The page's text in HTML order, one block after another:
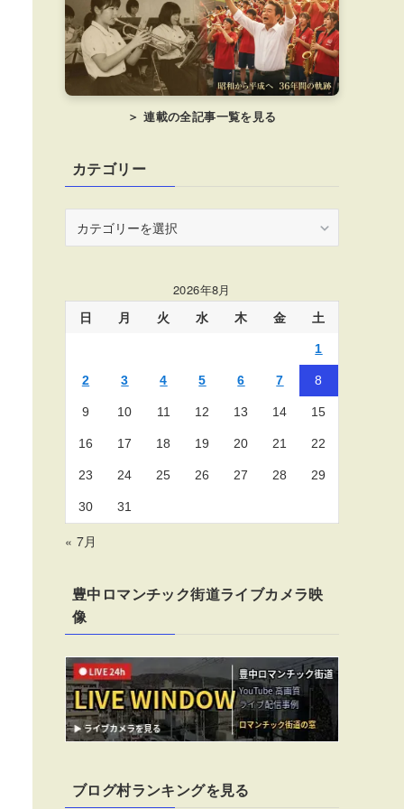
＞ 連載の全記事一覧を見る
カテゴリー
ー
2026年8月
日 月 火 水 木 金 土
1
2 3 4 5 6 7 8
9 10 11 12 13 14 15
16 17 18 19 20 21 22
23 24 25 26 27 28 29
30 31
« 7月
豊中ロマンチック街道ライブカメラ映
像
ブログ村ランキングを見る